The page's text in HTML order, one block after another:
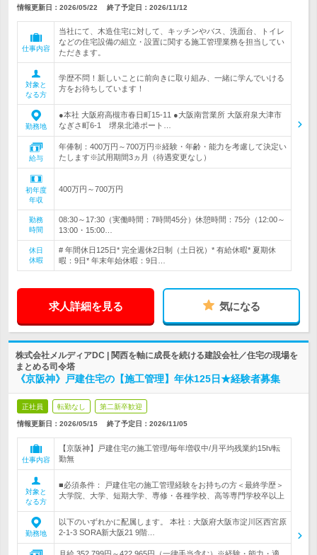
情報更新日：2026/05/22 終了予定日： 2026/11/12
仕事内容
当社にて、木造住宅に対して、キッチンやバス、洗面台、トイレ
などの住宅設備の組立・設置に関する施工管理業務を担当してい
ただきます。
対象と
なる方
学歴不問！新しいことに前向きに取り組み、一緒に学んでいける
方をお待ちしています！
勤務地
●本社 大阪府高槻市春日町15-11 ●大阪南営業所 大阪府泉大津市
なぎさ町6-1 堺泉北港ポート…
給与
年俸制：400万円～700万円※経験・年齢・能力を考慮して決定い
たします※試用期間3ヵ月（待遇変更なし）
初年度
年収
400万円～700万円
勤務
時間
08:30～17:30（実働時間：7時間45分）休憩時間：75分（12:00～
13:00・15:00…
休日
休暇
# 年間休日125日* 完全週休2日制（土日祝）* 有給休暇* 夏期休
暇：9日* 年末年始休暇：9日…
求人詳細を見る 気になる
株式会社メルディアDC | 関西を軸に成長を続ける建設会社／住宅の現場を
まとめる司令塔
《京阪神》戸建住宅の【施工管理】年休125日★経験者募集
正社員 転勤なし 第二新卒歓迎
情報更新日：2026/05/15 終了予定日： 2026/11/05
仕事内容
【京阪神】戸建住宅の施工管理/毎年増収中/月平均残業約15h/転
勤無
対象と
なる方
■必須条件： 戸建住宅の施工管理経験をお持ちの方＜最終学歴＞
大学院、大学、短期大学、専修・各種学校、高等専門学校卒以上
勤務地
以下のいずれかに配属します。 本社：大阪府大阪市淀川区西宮原
2-1-3 SORA新大阪21 9階…